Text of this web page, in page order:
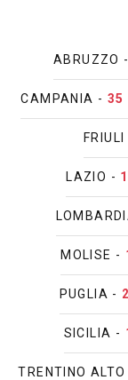
ABRUZZO -
CAMPANIA - 35
LAZIO -
MOLISE -
PUGLIA -
SICILIA -
TRENTINO ALTO